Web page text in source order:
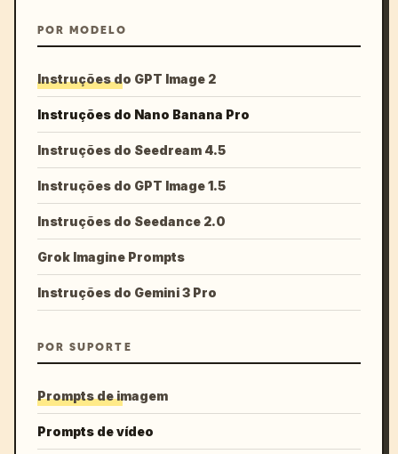
POR MODELO
Instruções do GPT Image 2
Instruções do Nano Banana Pro
Instruções do Seedream 4.5
Instruções do GPT Image 1.5
Instruções do Seedance 2.0
Grok Imagine Prompts
Instruções do Gemini 3 Pro
POR SUPORTE
Prompts de imagem
Prompts de vídeo